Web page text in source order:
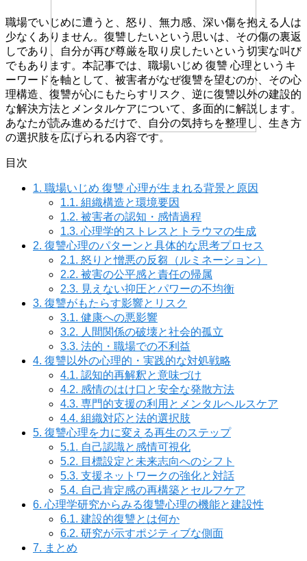
職場でいじめに遭うと、怒り、無力感、深い傷を抱える人は
少なくありません。復讐したいという思いは、その傷の裏返
しであり、自分が再び尊厳を取り戻したいという切実な叫び
でもあります。本記事では、職場いじめ 復讐 心理というキ
ーワードを軸として、被害者がなぜ復讐を望むのか、その心
理構造、復讐が心にもたらすリスク、逆に復讐以外の建設的
な解決方法とメンタルケアについて、多面的に解説します。
あなたが読み進めるだけで、自分の気持ちを整理し、生き方
の選択肢を広げられる内容です。
目次
1. 職場いじめ 復讐 心理が生まれる背景と原因
1.1. 組織構造と環境要因
1.2. 被害者の認知・感情過程
1.3. 心理学的ストレスとトラウマの生成
2. 復讐心理のパターンと具体的な思考プロセス
2.1. 怒りと憎悪の反芻（ルミネーション）
2.2. 被害の公平感と責任の帰属
2.3. 見えない抑圧とパワーの不均衡
3. 復讐がもたらす影響とリスク
3.1. 健康への悪影響
3.2. 人間関係の破壊と社会的孤立
3.3. 法的・職場での不利益
4. 復讐以外の心理的・実践的な対処戦略
4.1. 認知的再解釈と意味づけ
4.2. 感情のはけ口と安全な発散方法
4.3. 専門的支援の利用とメンタルヘルスケア
4.4. 組織対応と法的選択肢
5. 復讐心理を力に変える再生のステップ
5.1. 自己認識と感情可視化
5.2. 目標設定と未来志向へのシフト
5.3. 支援ネットワークの強化と対話
5.4. 自己肯定感の再構築とセルフケア
6. 心理学研究からみる復讐心理の機能と建設性
6.1. 建設的復讐とは何か
6.2. 研究が示すポジティブな側面
7. まとめ